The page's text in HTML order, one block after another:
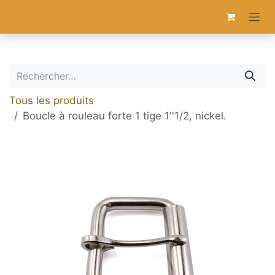
Tous les produits
Boucle à rouleau forte 1 tige 1''1/2, nickel.